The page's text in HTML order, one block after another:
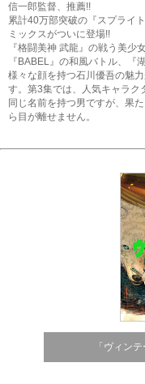
信一郎監督、推薦!!
累計40万部突破の『スプライ
ミックスがついに登場!!
『格闘美神 武龍』の戦う美少
『BABEL』の和風バトル、
様々な顔を持つ石川優吾の魅
す。第3集では、人気キャラク
同じ名前を持つ男ですが、果
ら目が離せません。
「ヴィン